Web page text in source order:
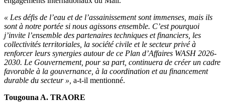
« Les défis de l’eau et de l’assainissement sont immenses, mais ils
sont à notre portée si nous agissons ensemble. C’est pourquoi
j’invite l’ensemble des partenaires techniques et financiers, les
collectivités territoriales, la société civile et le secteur privé à
renforcer leurs synergies autour de ce Plan d’Affaires WASH 2026-
2030. Le Gouvernement, pour sa part, continuera de créer un cadre
favorable à la gouvernance, à la coordination et au financement
durable du secteur », a-t-il mentionné.
Tougouna A. TRAORE